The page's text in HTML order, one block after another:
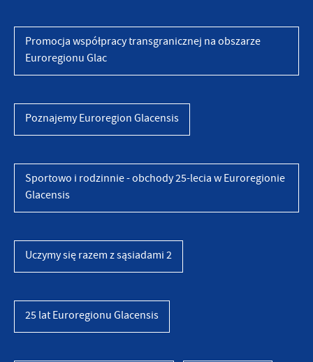
Promocja współpracy transgranicznej na obszarze
Euroregionu Glac
Poznajemy Euroregion Glacensis
Sportowo i rodzinnie - obchody 25-lecia w Euroregionie
Glacensis
Uczymy się razem z sąsiadami 2
25 lat Euroregionu Glacensis